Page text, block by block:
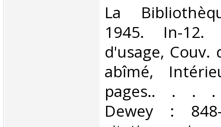
‎La
1945. In-12.
d'usage, Couv.
abîmé,
pages.. . . .
Dewey :